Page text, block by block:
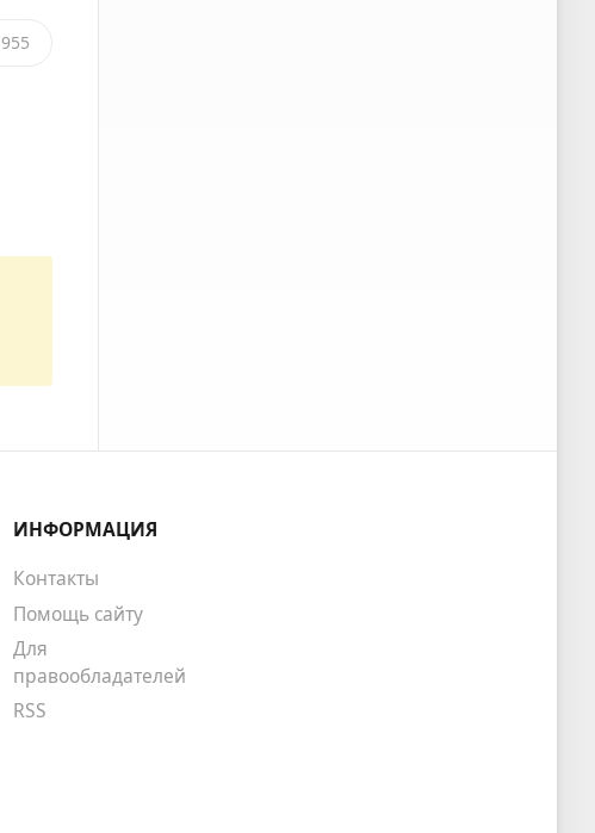
955
ИНФОРМАЦИЯ
Контакты
Помощь сайту
Для
правообладателей
RSS